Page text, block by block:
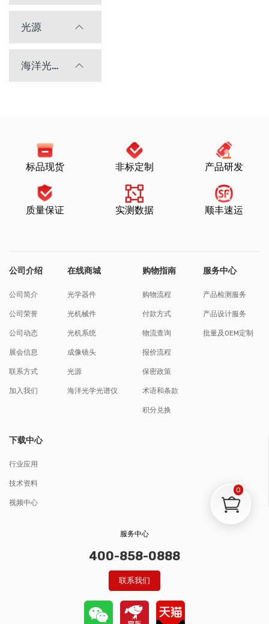
光源
海洋光学光谱仪
标品现货 非标定制 产品研发
质量保证 实测数据 顺丰速运
公司介绍
公司简介
公司荣誉
公司动态
展会信息
联系方式
加入我们
在线商城
光学器件
光机械件
光机系统
成像镜头
光源
海洋光学光谱仪
购物指南
购物流程
付款方式
物流查询
报价流程
保密政策
术语和条款
积分兑换
服务中心
产品检测服务
产品设计服务
批量及OEM定制
下载中心
行业应用
技术资料
视频中心
服务中心
400-858-0888
联系我们
0